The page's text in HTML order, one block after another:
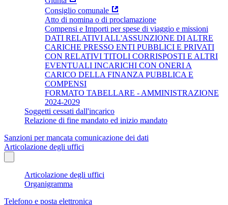
Consiglio comunale
Atto di nomina o di proclamazione
Compensi e Importi per spese di viaggio e missioni
DATI RELATIVI ALL'ASSUNZIONE DI ALTRE
CARICHE PRESSO ENTI PUBBLICI E PRIVATI
CON RELATIVI TITOLI CORRISPOSTI E ALTRI
EVENTUALI INCARICHI CON ONERI A
CARICO DELLA FINANZA PUBBLICA E
COMPENSI
FORMATO TABELLARE - AMMINISTRAZIONE
2024-2029
Soggetti cessati dall'incarico
Relazione di fine mandato ed inizio mandato
Sanzioni per mancata comunicazione dei dati
Articolazione degli uffici
Articolazione degli uffici
Organigramma
Telefono e posta elettronica